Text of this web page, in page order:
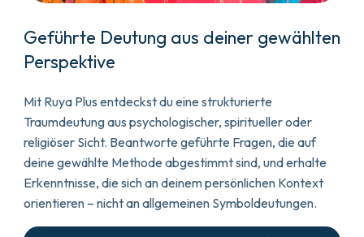
Geführte Deutung aus deiner gewählten
Perspektive
Mit Ruya Plus entdeckst du eine strukturierte
Traumdeutung aus psychologischer, spiritueller oder
religiöser Sicht. Beantworte geführte Fragen, die auf
deine gewählte Methode abgestimmt sind, und erhalte
Erkenntnisse, die sich an deinem persönlichen Kontext
orientieren – nicht an allgemeinen Symboldeutungen.